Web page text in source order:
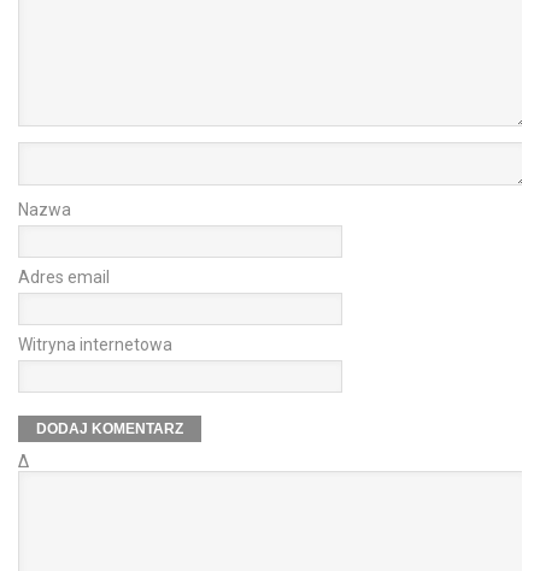
Nazwa
Adres email
Witryna internetowa
Δ